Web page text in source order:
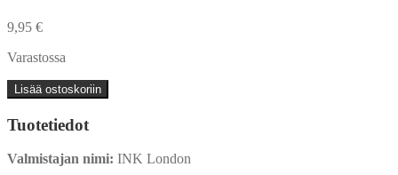
9,95 €
Varastossa
Chrome
Powder
-
Silver
Bullet
määrä
Lisää ostoskoriin
Tuotetiedot
Valmistajan nimi: INK London